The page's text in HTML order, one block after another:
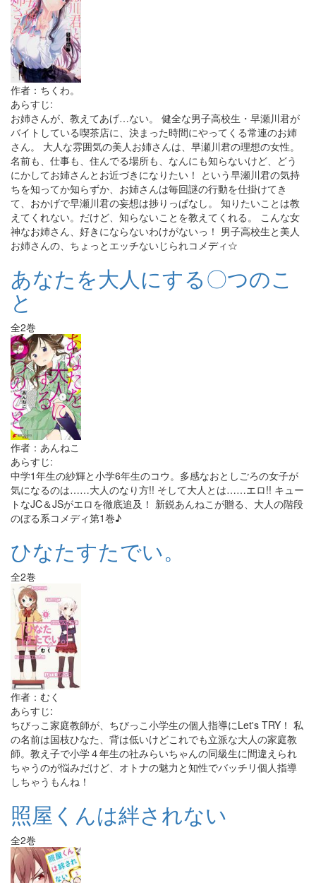
作者：ちくわ。
あらすじ:
お姉さんが、教えてあげ…ない。 健全な男子高校生・早瀬川君が
バイトしている喫茶店に、決まった時間にやってくる常連のお姉
さん。 大人な雰囲気の美人お姉さんは、早瀬川君の理想の女性。
名前も、仕事も、住んでる場所も、なんにも知らないけど、どう
にかしてお姉さんとお近づきになりたい！ という早瀬川君の気持
ちを知ってか知らずか、お姉さんは毎回謎の行動を仕掛けてき
て、おかげで早瀬川君の妄想は捗りっぱなし。 知りたいことは教
えてくれない。だけど、知らないことを教えてくれる。 こんな女
神なお姉さん、好きにならないわけがないっ！ 男子高校生と美人
お姉さんの、ちょっとエッチないじられコメディ☆
あなたを大人にする〇つのこ
と
全2巻
作者：あんねこ
あらすじ:
中学1年生の紗輝と小学6年生のコウ。多感なおとしごろの女子が
気になるのは……大人のなり方!! そして大人とは……エロ!! キュー
トなJC＆JSがエロを徹底追及！ 新鋭あんねこが贈る、大人の階段
のぼる系コメディ第1巻♪
ひなたすたでい。
全2巻
作者：むく
あらすじ:
ちびっこ家庭教師が、ちびっこ小学生の個人指導にLet's TRY！ 私
の名前は国枝ひなた、背は低いけどこれでも立派な大人の家庭教
師。教え子で小学４年生の社みらいちゃんの同級生に間違えられ
ちゃうのが悩みだけど、オトナの魅力と知性でバッチリ個人指導
しちゃうもんね！
照屋くんは絆されない
全2巻